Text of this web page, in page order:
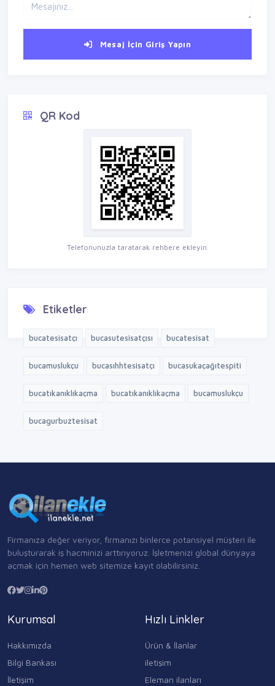
Mesaj İçin Giriş Yapın
QR Kod
Telefonunuzla taratarak rehbere ekleyin.
Etiketler
bucatesisatçı bucasutesisatçısı bucatesisat
bucamuslukçu bucasıhhtesisatçı bucasukaçağıtespiti
bucatıkanıklıkaçma bucatıkanıklıkaçma bucamuslukçu
bucagurbuztesisat
Firmanıza değer veriyor, firmanızı binlerce potansiyel müşteri ile
buluşturarak iş hacminizi arttırıyoruz. İşletmenizi global dünyaya
açmak için hemen web sitemize kayıt olabilirsiniz.
Kurumsal
Hakkımızda
Bilgi Bankası
İletişim
Hızlı Linkler
Ürün & İlanlar
iletişim
Eleman ilanları